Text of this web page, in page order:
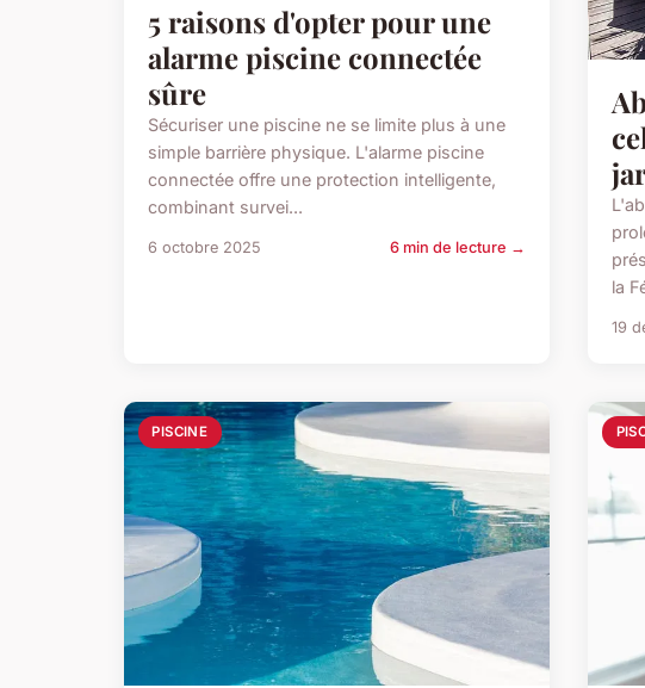
5 raisons d'opter pour une
alarme piscine connectée
sûre
Sécuriser une piscine ne se limite plus à une
simple barrière physique. L'alarme piscine
connectée offre une protection intelligente,
combinant survei...
6 octobre 2025 6 min de lecture →
la
19
PISCINE